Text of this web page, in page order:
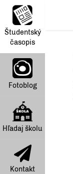
Študentský
časopis
Fotoblog
Hľadaj školu
Kontakt